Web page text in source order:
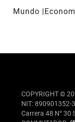
Mundo
COPYRIGHT ©
NIT: 890901352-3
Carrera 48 N° 30